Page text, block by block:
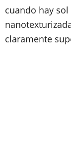
cuando hay
claramente